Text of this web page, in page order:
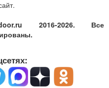
2016-2026.